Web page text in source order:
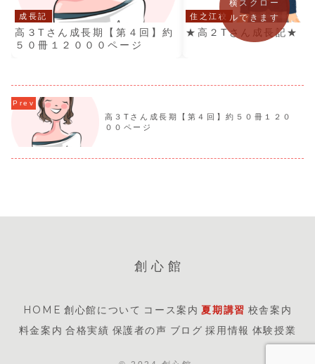
成長記
高３Tさん成長期【第４回】約
５０冊１２０００ページ
住之江校
★高２Tさん成長記★
横スクロー
ルできます
高３Tさん成長期【第４回】約５０冊１２０
００ページ
創心館
HOME 創心館について コース案内 夏期講習 校舎案内
料金案内 合格実績 保護者の声 ブログ 採用情報 体験授業